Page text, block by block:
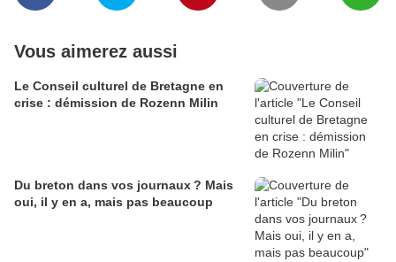
Vous aimerez aussi
Le Conseil culturel de Bretagne en
crise : démission de Rozenn Milin
Du breton dans vos journaux ? Mais
oui, il y en a, mais pas beaucoup